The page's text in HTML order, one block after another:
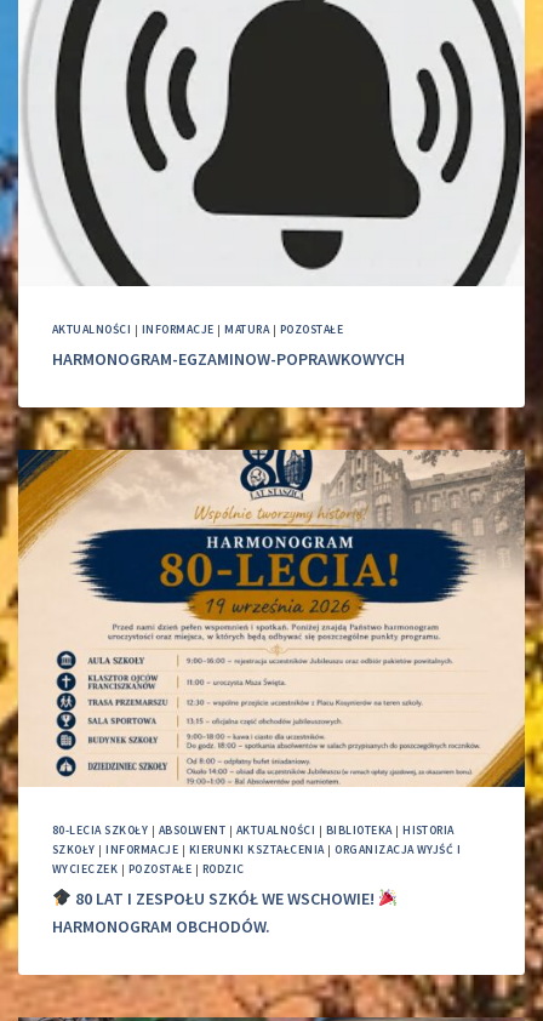
AKTUALNOŚCI | INFORMACJE |MATURA| POZOSTAŁE
HARMONOGRAM-EGZAMINOW-POPRAWKOWYCH
80-LECIA SZKOŁY | ABSOLWENT | AKTUALNOŚCI | BIBLIOTEKA|HISTORIA
SZKOŁY |INFORMACJE | KIERUNKI KSZTAŁCENIA|ORGANIZACJA WYJŚĆ I
WYCIECZEK | POZOSTAŁE | RODZIC
80 LAT I ZESPOŁU SZKÓŁ WE WSCHOWIE!
HARMONOGRAM OBCHODÓW.